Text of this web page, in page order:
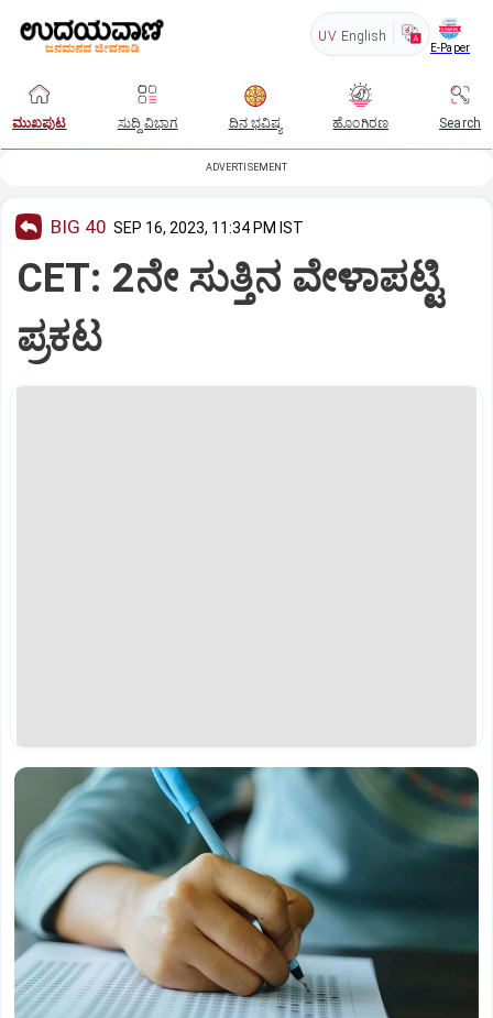
UV English
E-Paper
ಮುಖಪುಟ ಸುದ್ದಿ ವಿಭಾಗ ದಿನ ಭವಿಷ್ಯ ಹೊಂಗಿರಣ Search
ADVERTISEMENT
BIG 40 SEP 16, 2023, 11:34 PM IST
CET: 2ನೇ ಸುತ್ತಿನ ವೇಳಾಪಟ್ಟಿ
ಪ್ರಕಟ